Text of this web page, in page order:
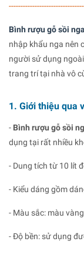
Bình rượu gỗ sồi
nhập khẩu nga nên
người sử dụng
trang trí tại nhà vô
1. Giới thiệu qua
- Bình rượu gỗ sồi
dụng tại rất nhiều
- Dung tích từ 10 lít
- Kiểu dáng gồm
- Màu sắc: màu
- Độ bền: sử dụng